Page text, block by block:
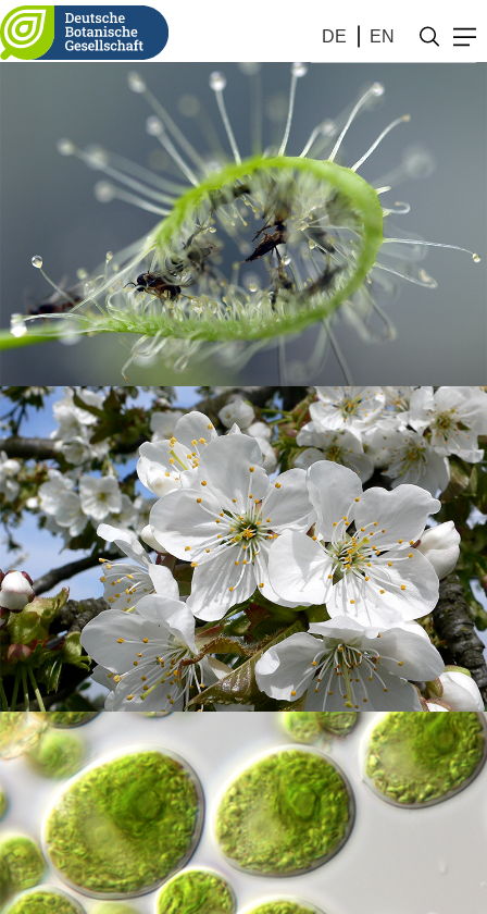
DE EN